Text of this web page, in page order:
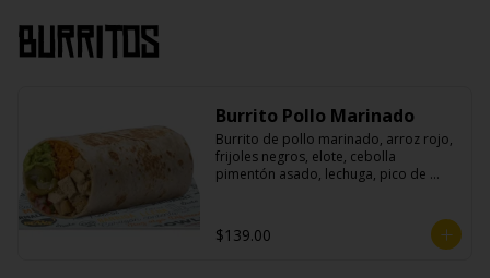
Burritos
Burrito Pollo Marinado
Burrito de pollo marinado, arroz rojo,
frijoles negros, elote, cebolla
pimentón asado, lechuga, pico de
$139.00